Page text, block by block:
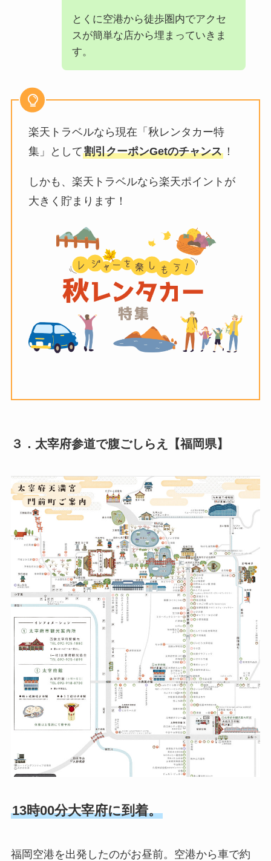
とくに空港から徒歩圏内でアクセ
スが簡単な店から埋まっていきま
す。
楽天トラベルなら現在「秋レンタカー特
集」として割引クーポンGetのチャンス！
しかも、楽天トラベルなら楽天ポイントが
大きく貯まります！
３．太宰府参道で腹ごしらえ【福岡県】
13時00分大宰府に到着。
福岡空港を出発したのがお昼前。空港から車で約